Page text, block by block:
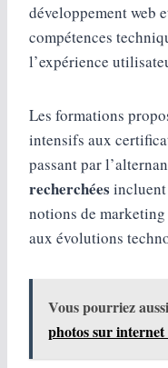
développement web
compétences
l’expérience
Les formations
intensifs aux
passant par
recherchées incluent
notions de
aux évolutions
Vous pourriez
photos sur internet